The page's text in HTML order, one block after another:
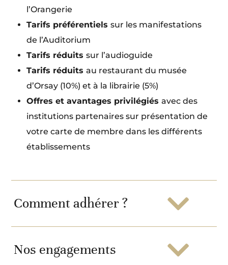
l’Orangerie
Tarifs préférentielssur les manifestations
de l’Auditorium
Tarifs réduitssur l’audioguide
Tarifs réduitsau restaurant du musée
d’Orsay (10%) et à la librairie (5%)
Offres et avantages privilégiésavec des
institutions partenaires sur présentation de
votre carte de membre dans les différents
établissements
Comment adhérer ?
Nos engagements